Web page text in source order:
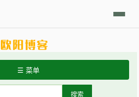
关学习笔记代码开发分享发现
☰ 菜单